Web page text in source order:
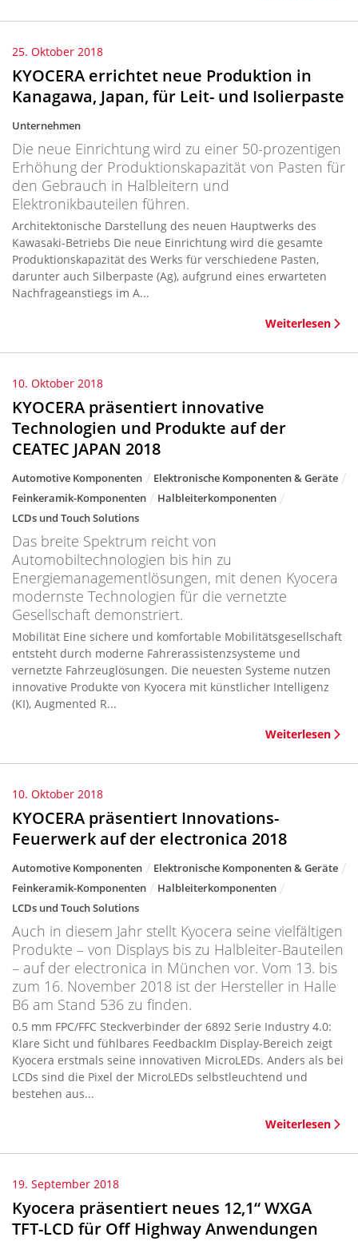
25. Oktober 2018
KYOCERA errichtet neue Produktion in
Kanagawa, Japan, für Leit- und Isolierpaste
Unternehmen
Die neue Einrichtung wird zu einer 50-prozentigen
Erhöhung der Produktionskapazität von Pasten für
den Gebrauch in Halbleitern und
Elektronikbauteilen führen.
Architektonische Darstellung des neuen Hauptwerks des
Kawasaki-Betriebs Die neue Einrichtung wird die gesamte
Produktionskapazität des Werks für verschiedene Pasten,
darunter auch Silberpaste (Ag), aufgrund eines erwarteten
Nachfrageanstiegs im A...
Weiterlesen
10. Oktober 2018
KYOCERA präsentiert innovative
Technologien und Produkte auf der
CEATEC JAPAN 2018
Automotive Komponenten
Elektronische Komponenten & Geräte
Feinkeramik-Komponenten
Halbleiterkomponenten
LCDs und Touch Solutions
Das breite Spektrum reicht von
Automobiltechnologien bis hin zu
Energiemanagementlösungen, mit denen Kyocera
modernste Technologien für die vernetzte
Gesellschaft demonstriert.
Mobilität Eine sichere und komfortable Mobilitätsgesellschaft
entsteht durch moderne Fahrerassistenzsysteme und
vernetzte Fahrzeuglösungen. Die neuesten Systeme nutzen
innovative Produkte von Kyocera mit künstlicher Intelligenz
(KI), Augmented R...
Weiterlesen
10. Oktober 2018
KYOCERA präsentiert Innovations-
Feuerwerk auf der electronica 2018
Automotive Komponenten
Elektronische Komponenten & Geräte
Feinkeramik-Komponenten
Halbleiterkomponenten
LCDs und Touch Solutions
Auch in diesem Jahr stellt Kyocera seine vielfältigen
Produkte – von Displays bis zu Halbleiter-Bauteilen
– auf der electronica in München vor. Vom 13. bis
zum 16. November 2018 ist der Hersteller in Halle
B6 am Stand 536 zu finden.
0.5 mm FPC/FFC Steckverbinder der 6892 Serie Industry 4.0:
Klare Sicht und fühlbares FeedbackIm Display-Bereich zeigt
Kyocera erstmals seine innovativen MicroLEDs. Anders als bei
LCDs sind die Pixel der MicroLEDs selbstleuchtend und
bestehen aus...
Weiterlesen
19. September 2018
Kyocera präsentiert neues 12,1“ WXGA
TFT-LCD für Off Highway Anwendungen